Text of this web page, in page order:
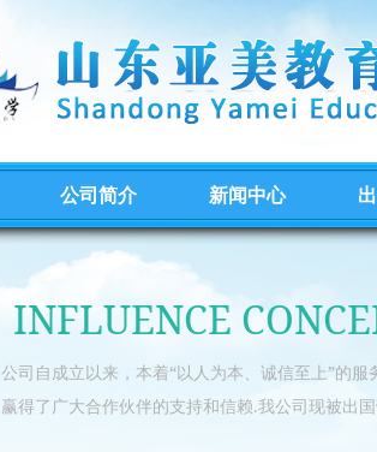
公司简介 新闻中心
INFLUENCE
公司自成立以来，本着“以人为本、诚信至上”的
赢得了广大合作伙伴的支持和信赖.我公司现被出